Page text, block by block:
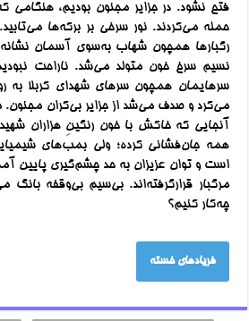
فتح نشود. در جزایر مجنون بودیم، هنگامی‌
حمله می‌کردند. نور سرخی بر برکه‌ها
رگبارها همچون شهاب به‌سوی آسمان نشانه
نسیم سرخ خون متولد می‌شد. ناراحت
سرهایمان همچون سرهای شهدای کربلا به
می‌کرد و صدف می‌شد از جزایر بی‌کران مجنون.
آنجایی که خاکش با خون رنگینِ هزاران
همه جان‌فشانی کرده؛ ولی بمب‌های
است و توان عزیزان به حد چشم‌گیری پایین
مرگبار قرارگرفته‌اند. بی‌سیم بی‌وقفه بانگ
چه‌کار کنیم؟
فریادهای خسته